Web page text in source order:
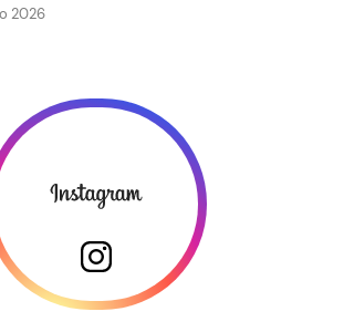
2026